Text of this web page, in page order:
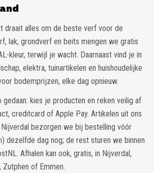
draait alles om de beste verf voor de
lak, grondverf en beits mengen we gratis
kleur, terwijl je wacht. Daarnaast vind je in
elektra, tuinartikelen en huishoudelijke
bodemprijzen, elke dag opnieuw.
gedaan: kies je producten en reken veilig af
creditcard of Apple Pay. Artikelen uit ons
bezorgen we bij bestelling vóór
dezelfde dag nog; de rest sturen we binnen
Afhalen kan ook, gratis, in Nijverdal,
of Emmen.